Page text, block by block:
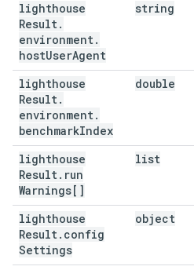
lighthouse
Result.
environment.
hostUserAgent
string
lighthouse
Result.
environment.
benchmarkIndex
double
lighthouse
Result. run
Warnings[]
list
lighthouse
Result. config
Settings
object